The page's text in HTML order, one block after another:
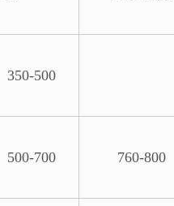
350-500
500-700 760-800